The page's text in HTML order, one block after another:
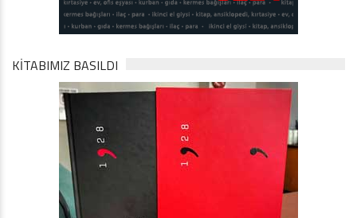
KİTABIMIZ BASILDI